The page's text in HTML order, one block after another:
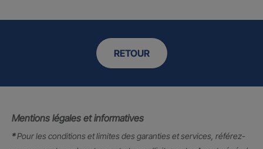
RETOUR
Mentions légales et informatives
*Pour les conditions et limites des garanties et services, référez-